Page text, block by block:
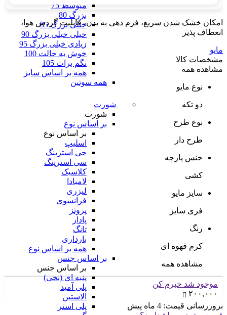
متوسط 75
بزرگ 80
خیلی بزرگ 85
خیلی خیلی بزرگ 90
زیادی خیلی بزرگ 95
خوش به حالت 100
نگم برات 105
همه بر اساس سایز
همه سوتین
شورت
شورت
بر اساس نوع
بر اساس نوع
اسلیپ
جی استرینگ
سی استرینگ
کلاسیک
لامبادا
لیزری
فرانسوی
پروتز
پادار
تانگ
بارداری
همه بر اساس نوع
بر اساس جنس
بر اساس جنس
پنبه ای (نخی)
پلی آمید
الاستین
پلی استر
امکان خشک شدن سریع، فرم دهی به بدن، قابلیت گردش هوا،
انعطاف پذیر
مایو
مشخصات کالا
مشاهده همه
نوع مایو
دو تکه
نوع طرح
طرح دار
جنس پارچه
کشی
سایز مایو
فری سایز
رنگ
کرم قهوه ای
مشاهده همه
موجود شد خبرم کن
۲۰۰,۰۰۰
بروزرسانی قیمت: 4 ماه پیش